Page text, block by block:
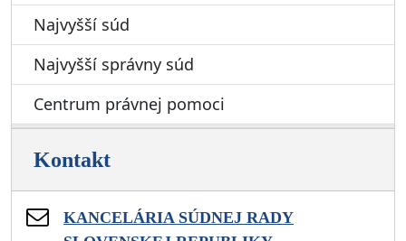
Najvyšší súd
Najvyšší správny súd
Centrum právnej pomoci
Kontakt
KANCELÁRIA SÚDNEJ RADY